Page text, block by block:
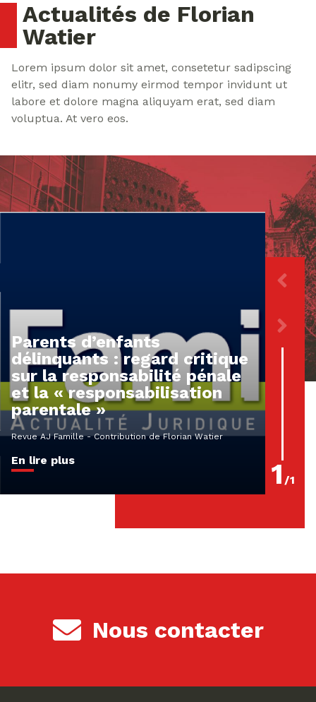
Actualités de Florian
Watier
Lorem ipsum dolor sit amet, consetetur sadipscing
elitr, sed diam nonumy eirmod tempor invidunt ut
labore et dolore magna aliquyam erat, sed diam
voluptua. At vero eos.
1 /1
Parents d’enfants
délinquants : regard critique
sur la responsabilité pénale
et la « responsabilisation
parentale »
Revue AJ Famille - Contribution de Florian Watier
En lire plus
Nous contacter